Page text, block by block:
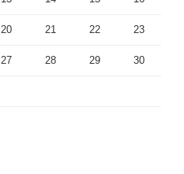
20 21 22 23
27 28 29 30